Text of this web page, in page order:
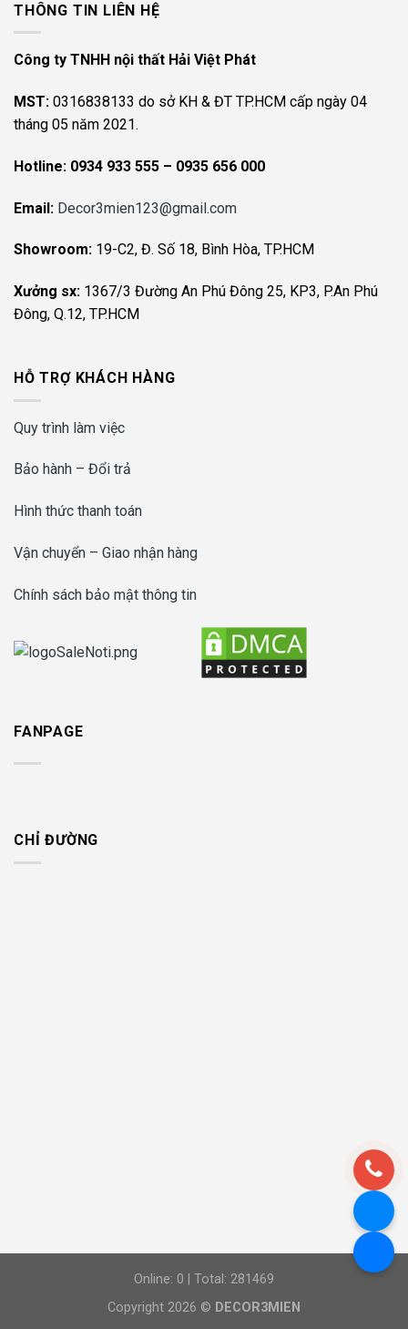
THÔNG TIN LIÊN HỆ
Công ty TNHH nội thất Hải Việt Phát
MST: 0316838133 do sở KH & ĐT TP.HCM cấp ngày 04
tháng 05 năm 2021.
Hotline: 0934 933 555 – 0935 656 000
Email: Decor3mien123@gmail.com
Showroom: 19-C2, Đ. Số 18, Bình Hòa, TP.HCM
Xưởng sx: 1367/3 Đường An Phú Đông 25, KP3, P.An Phú
Đông, Q.12, TP.HCM
HỖ TRỢ KHÁCH HÀNG
Quy trình làm việc
Bảo hành – Đổi trả
Hình thức thanh toán
Vận chuyển – Giao nhận hàng
Chính sách bảo mật thông tin
FANPAGE
CHỈ ĐƯỜNG
Online: 0 | Total: 281469
Copyright 2026 © DECOR3MIEN